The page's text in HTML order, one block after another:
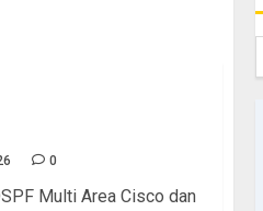
0
Multi Area Cisco dan